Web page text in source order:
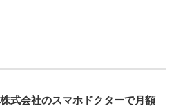
株式会社のスマホドクターで月額